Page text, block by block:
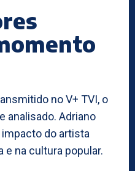
no V+ TVI, o
analisado. Adriano
do artista
na cultura popular.